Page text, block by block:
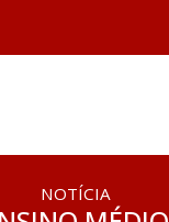
NOTÍCIA